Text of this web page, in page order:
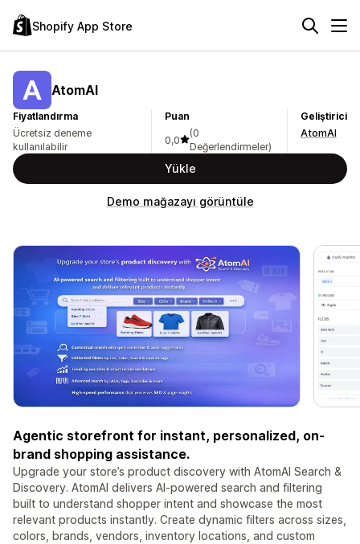
Shopify App Store
AtomAI
Fiyatlandırma
Ücretsiz deneme
kullanılabilir
Puan
0,0
(0
Değerlendirmeler)
Geliştirici
AtomAI
Yükle
Demo mağazayı görüntüle
Agentic storefront for instant, personalized, on-
brand shopping assistance.
Upgrade your store’s product discovery with AtomAI Search &
Discovery. AtomAI delivers AI-powered search and filtering
built to understand shopper intent and showcase the most
relevant products instantly. Create dynamic filters across sizes,
colors, brands, vendors, inventory locations, and custom